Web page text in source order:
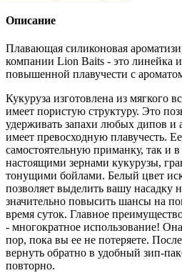
Описание
Плавающая силиконовая
компании Lion Baits - это линейка
повышенной плавучести с
Кукуруза изготовлена из мягкого
имеет пористую структуру. Это
удерживать запахи любых дипов и
имеет превосходную плавучесть.
самостоятельную приманку, так и
настоящими зернами кукурузы,
тонущими бойлами. Белый цвет
позволяет выделить вашу насадку
значительно повысить шансы на
время суток. Главное
- многократное использование!
пор, пока вы ее не потеряете.
вернуть обратно в удобный зип-
повторно.